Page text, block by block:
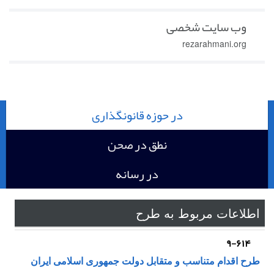
وب سایت شخصی
rezarahmani.org
در حوزه قانونگذاری
نطق در صحن
در رسانه
اطلاعات مربوط به طرح
۹-۶۱۴
طرح اقدام متناسب و متقابل دولت جمهوری اسلامی ایران